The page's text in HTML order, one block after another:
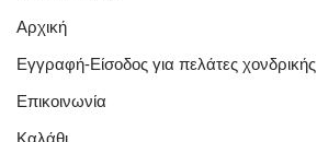
Αρχική
Εγγραφή-Είσοδος για πελάτες χονδρικής
Επικοινωνία
Καλάθι